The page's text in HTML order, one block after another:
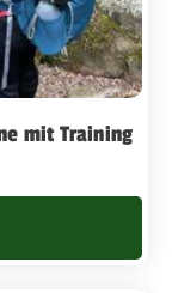
mit Training